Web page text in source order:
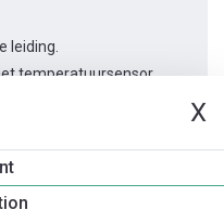
X
leiding.
temperatuursensor.